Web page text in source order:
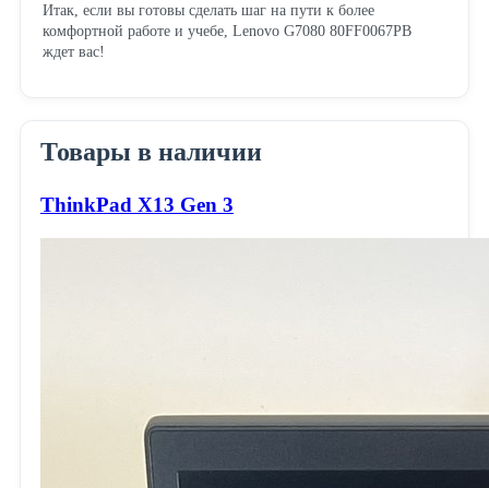
Итак, если вы готовы сделать шаг на пути к более
комфортной работе и учебе, Lenovo G7080 80FF0067PB
ждет вас!
Товары в наличии
ThinkPad X13 Gen 3